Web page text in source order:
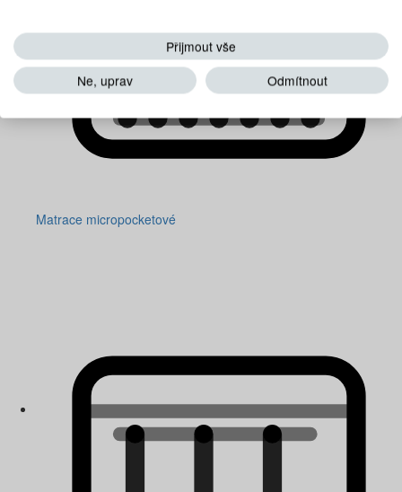
Matrace micropocketové
Přijmout vše
Ne, uprav
Odmítnout